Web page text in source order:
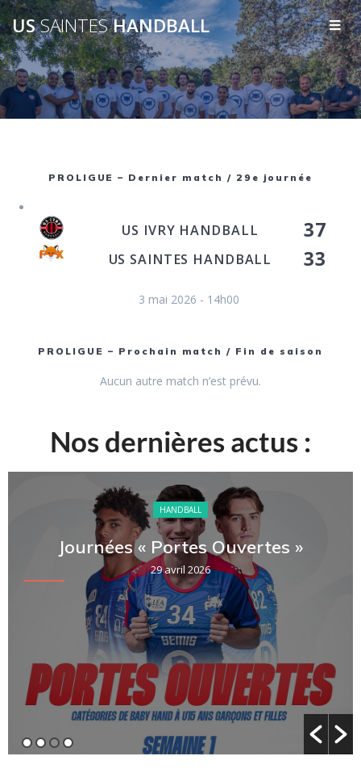
USSAINTESHANDBALL
PROLIGUE – Dernier match / 29e journée
US IVRY HANDBALL 37
US SAINTES HANDBALL 33
3 mai 2026 - 14h00
PROLIGUE – Prochain match / Fin de saison
Aucun autre match n’est prévu.
Nos dernières actus :
HANDBALL
Journées « Portes Ouvertes »
29 avril 2026